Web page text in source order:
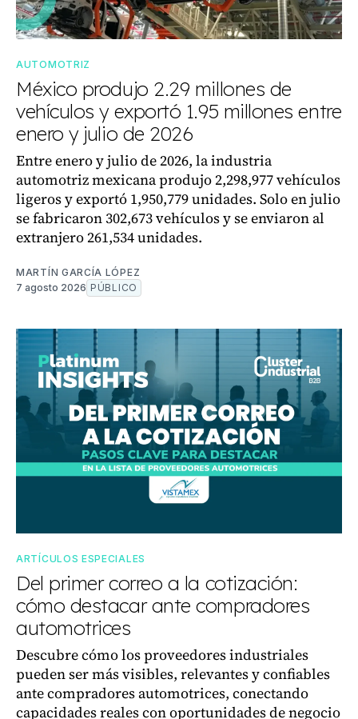
AUTOMOTRIZ
México produjo 2.29 millones de
vehículos y exportó 1.95 millones entre
enero y julio de 2026
Entre enero y julio de 2026, la industria
automotriz mexicana produjo 2,298,977 vehículos
ligeros y exportó 1,950,779 unidades. Solo en julio
se fabricaron 302,673 vehículos y se enviaron al
extranjero 261,534 unidades.
MARTÍN GARCÍA LÓPEZ
7 agosto 2026 PÚBLICO
ARTÍCULOS ESPECIALES
Del primer correo a la cotización:
cómo destacar ante compradores
automotrices
Descubre cómo los proveedores industriales
pueden ser más visibles, relevantes y confiables
ante compradores automotrices, conectando
capacidades reales con oportunidades de negocio